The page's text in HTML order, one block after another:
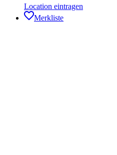
Location eintragen
Merkliste